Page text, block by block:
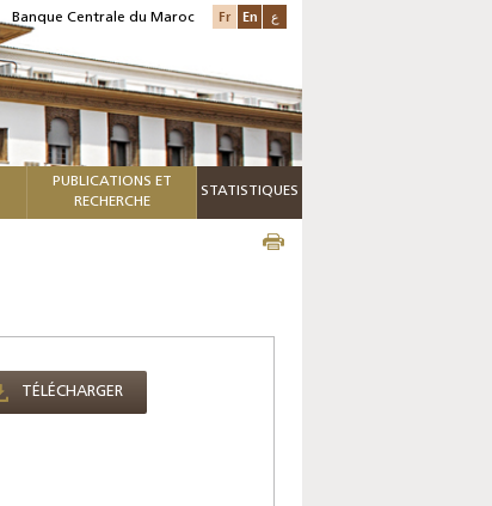
Banque Centrale du Maroc Fr En ع
PUBLICATIONS ET
RECHERCHE
STATISTIQUES
TÉLÉCHARGER